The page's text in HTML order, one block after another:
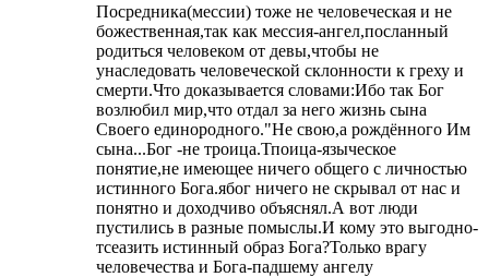
Посредника(мессии) тоже не человеческая и не
божественная,так как мессия-ангел,посланный
родиться человеком от девы,чтобы не
унаследовать человеческой склонности к греху и
смерти.Что доказывается словами:Ибо так Бог
возлюбил мир,что отдал за него жизнь сына
Своего единородного."Не свою,а рождённого Им
сына...Бог -не троица.Тпоица-языческое
понятие,не имеющее ничего общего с личностью
истинного Бога.ябог ничего не скрывал от нас и
понятно и доходчиво объяснял.А вот люди
пустились в разные помыслы.И кому это выгодно-
тсеазить истинный образ Бога?Только врагу
человечества и Бога-падшему ангелу